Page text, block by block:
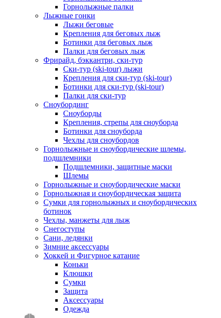
Горнолыжные палки
Лыжные гонки
Лыжи беговые
Крепления для беговых лыж
Ботинки для беговых лыж
Палки для беговых лыж
Фрирайд, бэккантри, ски-тур
Ски-тур (ski-tour) лыжи
Крепления для ски-тур (ski-tour)
Ботинки для ски-тур (ski-tour)
Палки для ски-тур
Сноубординг
Сноуборды
Крепления, стрепы для сноуборда
Ботинки для сноуборда
Чехлы для сноубордов
Горнолыжные и сноубордические шлемы,
подшлемники
Подшлемники, защитные маски
Шлемы
Горнолыжные и сноубордические маски
Горнолыжная и сноубордическая защита
Сумки для горнолыжных и сноубордических
ботинок
Чехлы, манжеты для лыж
Снегоступы
Сани, ледянки
Зимние аксессуары
Хоккей и Фигурное катание
Коньки
Клюшки
Сумки
Защита
Аксессуары
Одежда